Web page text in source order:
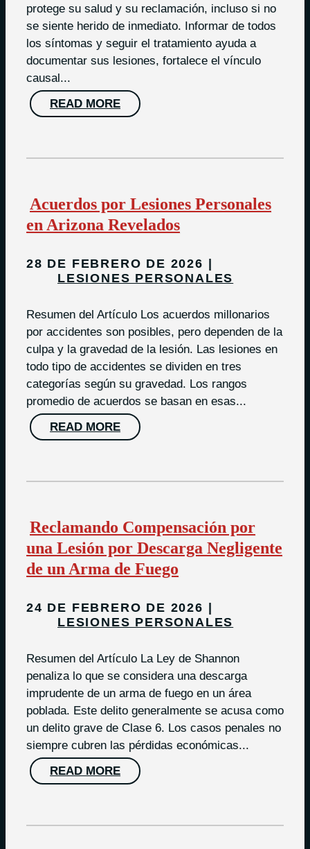
protege su salud y su reclamación, incluso si no
se siente herido de inmediato. Informar de todos
los síntomas y seguir el tratamiento ayuda a
documentar sus lesiones, fortalece el vínculo
causal...
READ MORE
Acuerdos por Lesiones Personales
en Arizona Revelados
28 DE FEBRERO DE 2026
LESIONES PERSONALES
Resumen del Artículo Los acuerdos millonarios
por accidentes son posibles, pero dependen de la
culpa y la gravedad de la lesión. Las lesiones en
todo tipo de accidentes se dividen en tres
categorías según su gravedad. Los rangos
promedio de acuerdos se basan en esas...
READ MORE
Reclamando Compensación por
una Lesión por Descarga Negligente
de un Arma de Fuego
24 DE FEBRERO DE 2026
LESIONES PERSONALES
Resumen del Artículo La Ley de Shannon
penaliza lo que se considera una descarga
imprudente de un arma de fuego en un área
poblada. Este delito generalmente se acusa como
un delito grave de Clase 6. Los casos penales no
siempre cubren las pérdidas económicas...
READ MORE